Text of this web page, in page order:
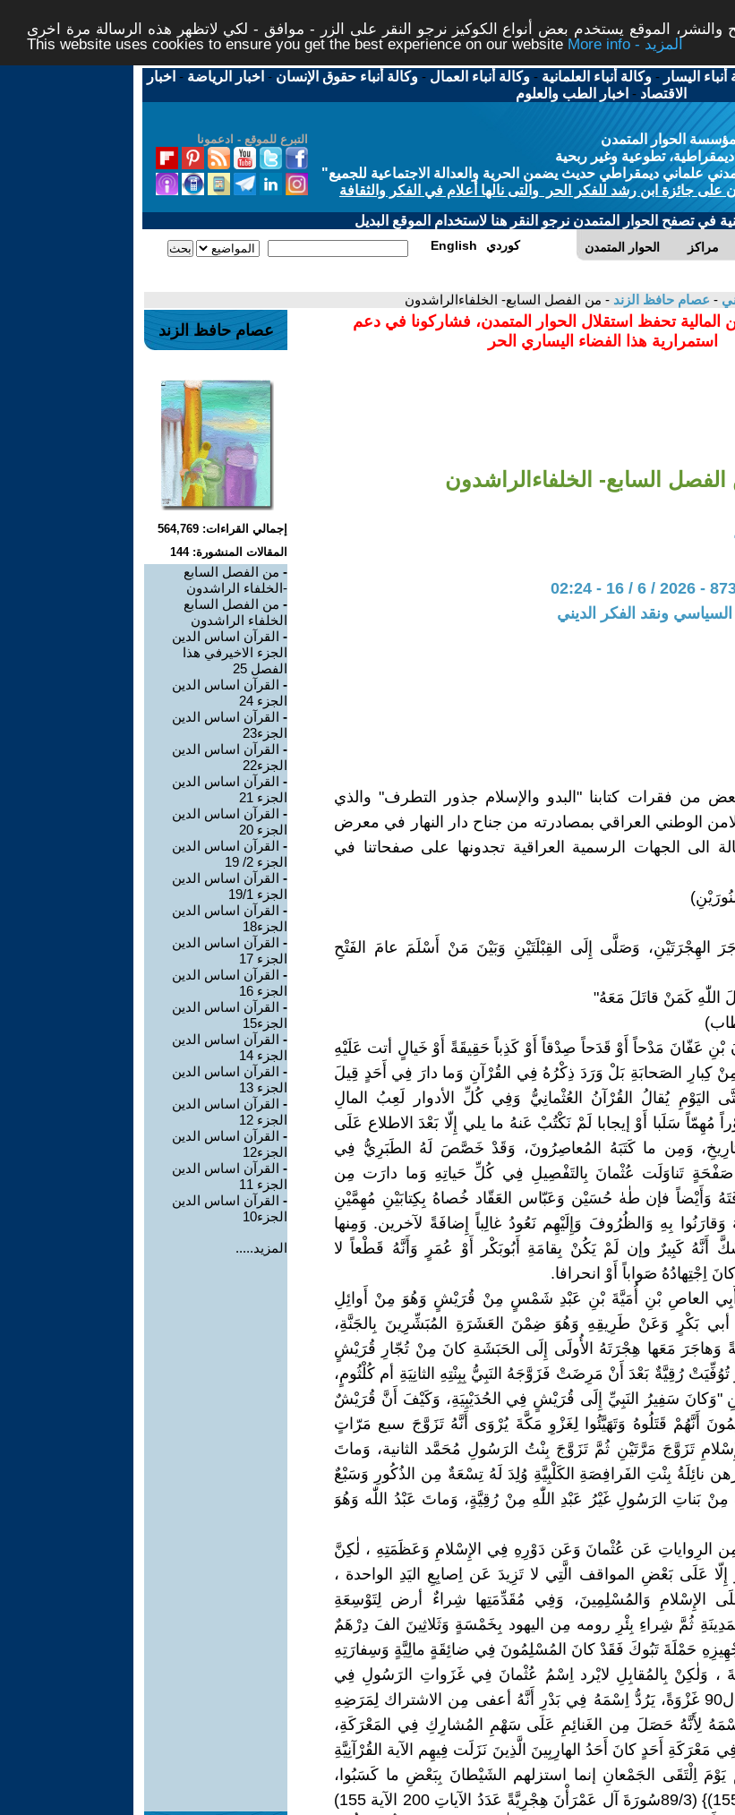
الموقع يستخدم بعض أنواع الكوكيز نرجو النقر على الزر - موافق - لكي لاتظهر هذه الرسالة مرة اخرى -
This website uses cookies to ensure you get the best experience on our website
More info - المزيد
أنباء اليسار -وكالة أنباء العلمانية -وكالة أنباء العمال -وكالة أنباء حقوق الإنسان - اخبار الرياضة - اخبار
الاقتصاد - اخبار الطب والعلوم
التبرع للموقع - ادعمونا
الحوار المتمدن
ديمقراطية، تطوعية وغير ربحية
علماني ديمقراطي حديث يضمن الحرية والعدالة الاجتماعية للجميع"
على جائزة ابن رشد للفكر الحر والتى نالها أعلام في الفكر والثقافة
في تصفح الحوار المتمدن نرجو النقر هنا لاستخدام الموقع البديل
الحوار المتمدن مراكز English كوردي
- عصام حافظ الزند - من الفصل السابع- الخلفاءالراشدون
المالية تحفظ استقلال الحوار المتمدن، فشاركونا في دعم
استمرارية هذا الفضاء اليساري الحر
السابع- الخلفاءالراشدون
السياسي ونقد الفكر الديني
من فقرات كتابنا "البدو والإسلام جذور التطرف" والذي
الوطني العراقي بمصادرته من جناح دار النهار في معرض
الى الجهات الرسمية العراقية تجدونها على صفحاتنا في
الهِجْرَتَيْنِ، وَصَلَّى إِلَى القِبْلَتَيْنِ وَبَيْنَ مَنْ أَسْلَمَ عامَ الفَتْحِ
اللّٰهِ كَمَنْ قاتَلَ مَعَهُ"
عَفّانَ مَدْحاً أَوْ قَدَحاً صِدْقاً أَوْ كَذِباً حَقِيقَةً أَوْ خَيالٍ أتت عَلَيْهِ
كِبارِ الصَحابَةِ بَلْ وَرَدَ ذِكْرُهُ فِي القُرْآنِ وَما دارَ فِي أَحَدٍ قِيلَ
اليَوْمِ يُقالُ القُرْآنُ العُثْمانِيُّ وَفِي كُلِّ الأدوار لَعِبُ المالِ
مُهِمّاً سَلَبا أَوْ إيجابا لَمْ نَكْتُبْ عَنهُ ما يلي إِلّا بَعْدَ الاطلاع عَلَى
وَمِن ما كَتَبَهُ المُعاصِرُونَ، وَقَدْ خَصَّصَ لَهُ الطَبَرِيُّ فِي
تَناوَلَت عُثْمانَ بِالتَفْصِيلِ فِي كُلِّ حَياتِهِ وَما دارَت مِن
وَأَيْضاً فإن طٰهٰ حُسَيْن وَعَبّاس العَقّاد خُصاهُ بِكِتابَيْنِ مُهِمَّيْنِ
بِهِ وَالظُرُوفَ وَإِلَيْهِم نَعُودُ غالِباً إِضافَةً لآخرين. وَمِنها
أَنَّهُ كَبِيرٌ وإن لَمْ يَكُنْ بِقامَةِ أَبُوبَكْر أَوْ عُمَرٍ وَأَنَّهُ قَطْعاً لا
اِجْتِهادُهُ صَواباً أَوْ انحرافا.
العاصِ بْنِ أُمَيَّةَ بْنِ عَبْدِ شَمْسٍ مِنْ قُرَيْشٍ وَهُوَ مِنْ أَوائِلِ
أبي بَكْرٍ وَعَنْ طَرِيقِهِ وَهُوَ ضِمْنَ العَشَرَةِ المُبَشِّرِينَ بِالجَنَّةِ،
وَهاجَرَ مَعَها هِجْرَتَهُ الأُولَى إِلَى الحَبَشَةِ كانَ مِنْ تُجّارِ قُرَيْشٍ
رُقِيَّةٌ بَعْدَ أَنْ مَرِضَتْ فَزَوَّجَهُ النَبِيُّ بِبِنْتِهِ الثانِيَةِ أم كُلْثُومٍ،
"وَكانَ سَفِيرُ النَبِيِّ إِلَى قُرَيْشٍ فِي الحُدَيْبِيَةِ، وَكَيْفَ أَنَّ قُرَيْشٌ
أَنَّهُمْ قَتَلُوهُ وَتَهَيَّئُوا لِغَزْوِ مَكَّةَ يُرْوَى أَنَّهُ تَزَوَّجَ سبع مَرّاتٍ
تَزَوَّجَ مَرَّتَيْنِ ثُمَّ تَزَوَّجَ بِنْتُ الرَسُولِ مُحَمَّد الثانية، وَماتَ
نائِلَةُ بِنْتِ الفَرافِصَةِ الكَلْبِيَّةِ وُلِدَ لَهُ تِسْعَةٌ مِن الذُكُورِ وَسَبْعٌ
بَناتِ الرَسُولِ غَيْرُ عَبْدِ اللّٰهِ مِنْ رُقِيَّةٍ، وَماتَ عَبْدُ اللّٰه وَهُوَ
الرِواياتِ عَن عُثْمانَ وَعَن دَوْرِهِ فِي الإِسْلامِ وَعَظَمَتِهِ ، لٰكِنَّ
إِلّا عَلَى بَعْضِ المواقف الَّتِي لا تَزِيدَ عَن اِصابِعِ اليَدِ الواحدة ،
الإِسْلامِ وَالمُسْلِمِينَ، وَفِي مُقَدِّمَتِها شِراءٌ أرض لِتَوْسِعَةِ
ثُمَّ شِراءِ بِئْرِ رومه مِن اليهود بِخَمْسَةٍ وَثَلاثِينَ الفَ دِرْهَمٌ
حَمْلَةَ تَبُوكَ فَقَدْ كانَ المُسْلِمُونَ فِي ضائِقَةٍ مالِيَّةٍ وَسِفارَتِهِ
، وَلٰكِنْ بِالمُقابِلِ لايْرد اِسْمُ عُثْمانَ فِي غَزَواتِ الرَسُولِ فِي
المَدِينَةِ وَالَّتِي فاقَت ال90 غَزْوَةً، يَرُدُّ اِسْمَهُ فِي بَدْرِ أَنَّهُ أعفى مِن الاشتراك لِمَرَضِهِ
لِأَنَّهُ حَصَلَ مِن الغَنائِمِ عَلَى سَهْمِ المُشارِكِ فِي المَعْرَكَةِ،
أَحَدٍ كانَ أَحَدُ الهارِبِينَ الَّذِينَ نَزَلَت فِيهِم الآية القُرْآنِيَّةِ
يَوْمَ اِلْتَقَى الجَمْعانِ إنما استزلهم الشَيْطانَ بِبَعْضِ ما كَسَبُوا،
وَلَقَدْ عَفا اللّٰهُ عَنهُم (155)} (89/3سُورَةَ آل عَمْرَأْنَ هِجْرِيَّةً عَدَدُ الآياتِ 200 الآية 155)
عصام حافظ الزند
إجمالي القراءات: 564,769
المقالات المنشورة: 144
- من الفصل السابع
-الخلفاء الراشدون
- من الفصل السابع
الخلفاء الراشدون
- القرآن اساس الدين
الجزء الاخيرفي هذا
الفصل 25
- القرآن اساس الدين
الجزء 24
- القرآن اساس الدين
الجزء23
- القرآن اساس الدين
الجزء22
- القرآن اساس الدين
الجزء 21
- القرآن اساس الدين
الجزء 20
- القرآن اساس الدين
الجزء 2/ 19
- القرآن اساس الدين
الجزء 19/1
- القرآن اساس الدين
الجزء18
- القرآن اساس الدين
الجزء 17
- القرآن اساس الدين
الجزء 16
- القرآن اساس الدين
الجزء15
- القرآن اساس الدين
الجزء 14
- القرآن اساس الدين
الجزء 13
- القرآن اساس الدين
الجزء 12
- القرآن اساس الدين
الجزء12
- القرآن اساس الدين
الجزء 11
- القرآن اساس الدين
الجزء10
المزيد.....